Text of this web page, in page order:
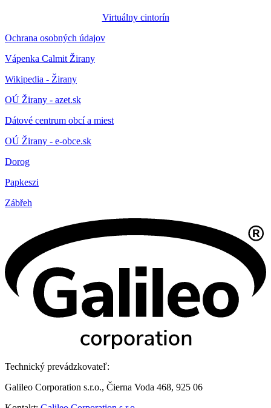
Virtuálny cintorín
Ochrana osobných údajov
Vápenka Calmit Žirany
Wikipedia - Žirany
OÚ Žirany - azet.sk
Dátové centrum obcí a miest
OÚ Žirany - e-obce.sk
Dorog
Papkeszi
Zábřeh
Technický prevádzkovateľ:
Galileo Corporation s.r.o., Čierna Voda 468, 925 06